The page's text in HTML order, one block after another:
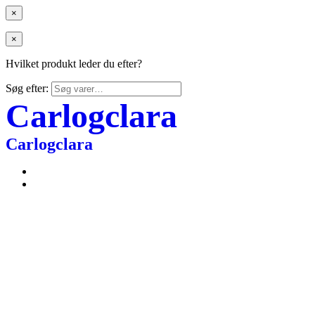
×
×
Hvilket produkt leder du efter?
Søg efter:
Carlogclara
Carlogclara